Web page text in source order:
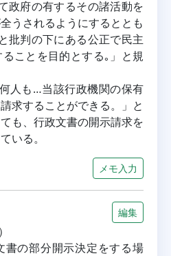
政府の有するその諸活動を
うされるようにするととも
批判の下にある公正で民主
ことを目的とする｡」と規
人も…当該行政機関の保有
求することができる。」と
も、行政文書の開示請求を
いる。
メモ入力
編集
書の部分開示決定をする場